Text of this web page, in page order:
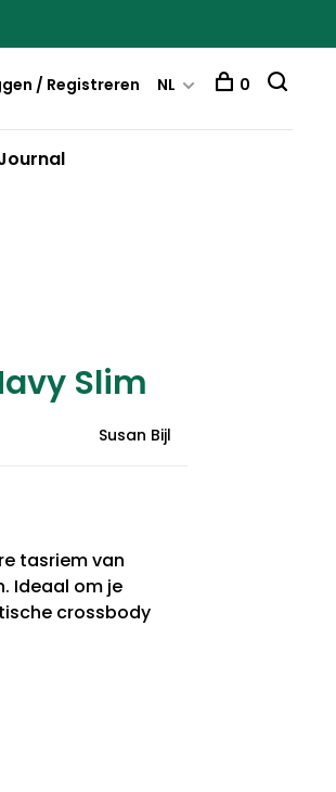
/ Registreren NL 0
Slim
Susan Bijl
tasriem van
Ideaal om je
crossbody